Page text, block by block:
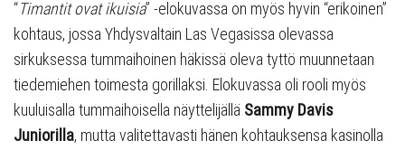
“Timantit ovat ikuisia” -elokuvassa on myös hyvin “erikoinen”
kohtaus, jossa Yhdysvaltain Las Vegasissa olevassa
sirkuksessa tummaihoinen häkissä oleva tyttö muunnetaan
tiedemiehen toimesta gorillaksi. Elokuvassa oli rooli myös
kuuluisalla tummaihoisella näyttelijällä Sammy Davis
Juniorilla, mutta valitettavasti hänen kohtauksensa kasinolla